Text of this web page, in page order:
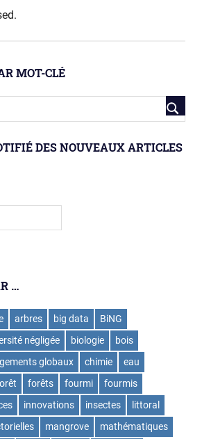
MOT-CLÉ
DES NOUVEAUX ARTICLES
…
arbres big data
BiNG
négligée biologie
bois
globaux chimie
eau
forêts fourmi
fourmis
innovations insectes
littoral
mangrove mathématiques